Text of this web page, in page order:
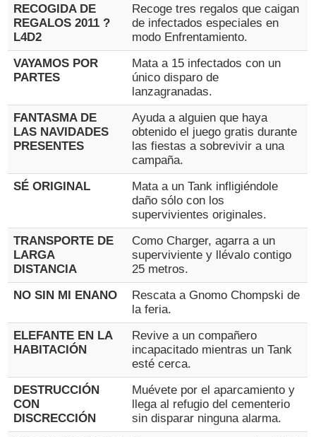
RECOGIDA DE
REGALOS 2011 ?
L4D2
Recoge tres regalos que caigan
de infectados especiales en
modo Enfrentamiento.
VAYAMOS POR
PARTES
Mata a 15 infectados con un
único disparo de
lanzagranadas.
FANTASMA DE
LAS NAVIDADES
PRESENTES
Ayuda a alguien que haya
obtenido el juego gratis durante
las fiestas a sobrevivir a una
campaña.
SÉ ORIGINAL
Mata a un Tank infligiéndole
daño sólo con los
supervivientes originales.
TRANSPORTE DE
LARGA
DISTANCIA
Como Charger, agarra a un
superviviente y llévalo contigo
25 metros.
NO SIN MI ENANO
Rescata a Gnomo Chompski de
la feria.
ELEFANTE EN LA
HABITACIÓN
Revive a un compañero
incapacitado mientras un Tank
esté cerca.
DESTRUCCIÓN
CON
DISCRECCIÓN
Muévete por el aparcamiento y
llega al refugio del cementerio
sin disparar ninguna alarma.